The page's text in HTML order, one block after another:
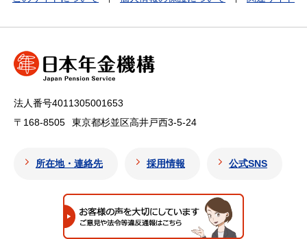
法人番号4011305001653
〒168-8505
東京都杉並区高井戸西3-5-24
所在地・連絡先 採用情報 公式SNS